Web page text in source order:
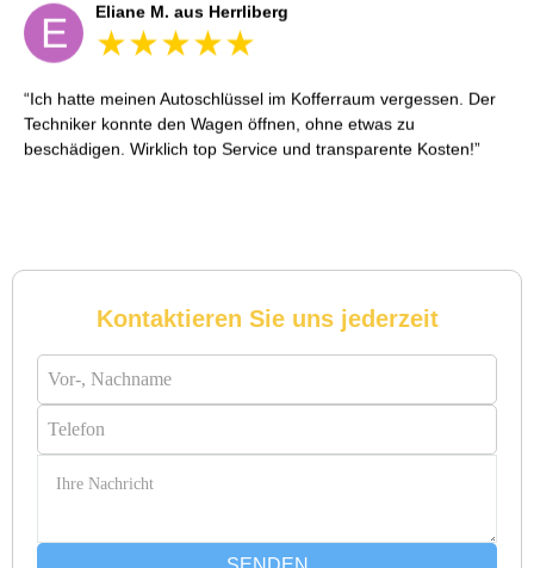
E Eliane M. aus Herrliberg
Ich hatte meinen Autoschlüssel im Kofferraum vergessen. Der
Techniker konnte den Wagen öffnen, ohne etwas zu
beschädigen. Wirklich top Service und transparente Kosten!
schon, sie müsste aufgebrochen werden, aber der Fachmann
Michael B. aus Bassersdorf
Kontaktieren Sie uns jederzeit